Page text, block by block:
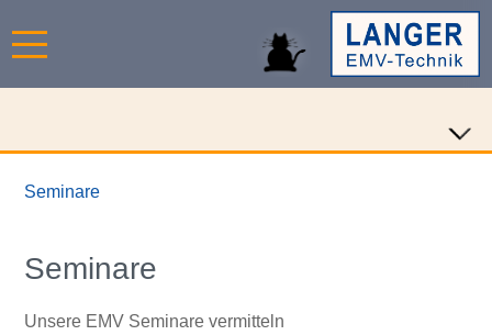
Seminare
Seminare
Unsere EMV Seminare vermitteln